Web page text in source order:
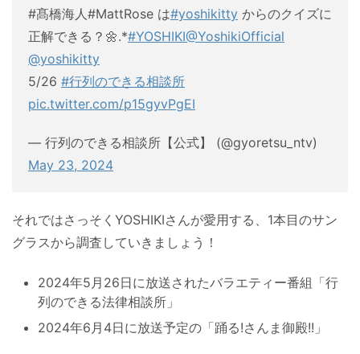
#髙橋海人#MattRose は#yoshikitty からのクイズに
正解できる？🌼.*#YOSHIKI@YoshikiOfficial
@yoshikitty
5/26 #行列のできる相談所
pic.twitter.com/p15gyvPgEI
— 行列のできる相談所【公式】 (@gyoretsu_ntv)
May 23, 2024
それではさっそくYOSHIKIさんが愛用する、1本目のサン
グラスから調査していきましょう！
2024年5月26日に放送されたバラエティー番組「行
列のできる法律相談所」
2024年6月4日に放送予定の「踊る!さんま御殿!!」